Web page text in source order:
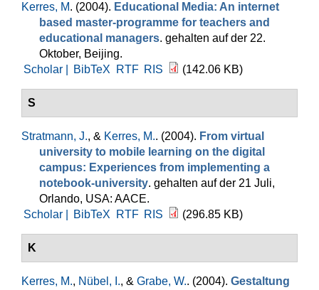
Kerres, M. (2004). Educational Media: An internet
based master-programme for teachers and
educational managers. gehalten auf der 22.
Oktober, Beijing.
Scholar |
BibTeX RTF RIS (142.06 KB)
S
Stratmann, J., & Kerres, M.. (2004). From virtual
university to mobile learning on the digital
campus: Experiences from implementing a
notebook-university. gehalten auf der 21 Juli,
Orlando, USA: AACE.
Scholar |
BibTeX RTF RIS (296.85 KB)
K
Kerres, M., Nübel, I., & Grabe, W.. (2004). Gestaltung